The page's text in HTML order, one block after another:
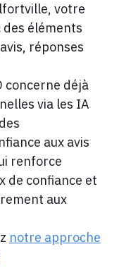
votre
éléments
réponses
concerne déjà
via les IA
aux avis
renforce
de confiance et
aux
notre approche